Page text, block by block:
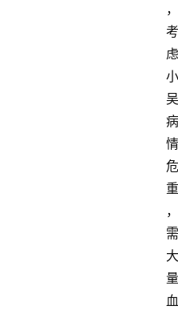
，
考
虑
小
吴
病
情
危
重
，
需
大
量
血